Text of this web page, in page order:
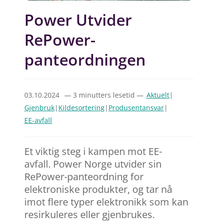
Power Utvider
RePower-
panteordningen
03.10.2024 — 3 minutters lesetid — Aktuelt|
Gjenbruk| Kildesortering| Produsentansvar|
EE-avfall
Et viktig steg i kampen mot EE-
avfall. Power Norge utvider sin
RePower-panteordning for
elektroniske produkter, og tar nå
imot flere typer elektronikk som kan
resirkuleres eller gjenbrukes.